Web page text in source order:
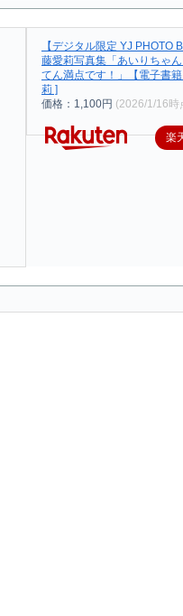
【デジタル限定 YJ PHOTO
藤愛莉写真集「あいりちゃ
てん満点です！」【電子書
莉 ]
価格：1,100円 (2026/1/16時
楽